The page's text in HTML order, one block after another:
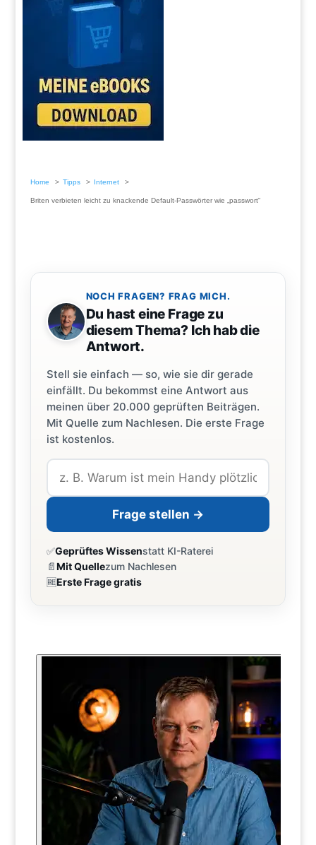
Home Tipps Internet
Briten verbieten leicht zu knackende Default-Passwörter wie „passwort“
NOCH FRAGEN? FRAG MICH.
Du hast eine Frage zu
diesem Thema? Ich hab die
Antwort.
Stell sie einfach — so, wie sie dir gerade
einfällt. Du bekommst eine Antwort aus
meinen über 20.000 geprüften Beiträgen.
Mit Quelle zum Nachlesen. Die erste Frage
ist kostenlos.
Frage stellen →
✅Geprüftes Wissenstatt KI-Raterei
📄Mit Quellezum Nachlesen
🆓Erste Frage gratis